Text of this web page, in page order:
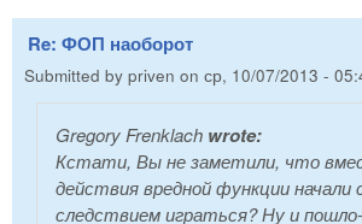
Re: ФОП наоборот
Submitted by priven on ср, 10/07/2013 -
Gregory Frenklach wrote:
Кстати, Вы не заметили, что
действия вредной функции начали
следствием играться? Ну и